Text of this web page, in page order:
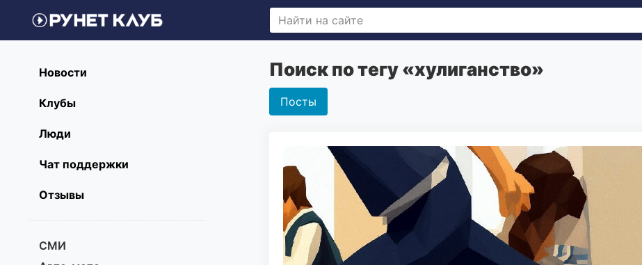
Новости
Клубы
Люди
Чат поддержки
Отзывы
СМИ
Поиск по тегу «хулиганство»
Посты